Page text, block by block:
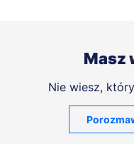
Masz
Nie wiesz,